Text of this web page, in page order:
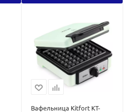
Вафельница Kitfort KT-